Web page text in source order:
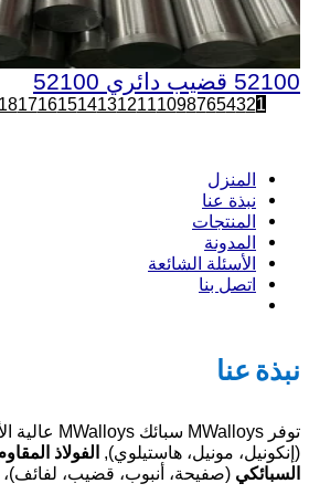
52100 قضيب دائري 52100
1
2
3
4
5
6
7
8
9
10
11
12
13
14
15
16
17
المنزل
نبذة عنا
المنتجات
المدونة
الأسئلة الشائعة
اتصل بنا
نبذة عنا
توفر MWalloys سبائك MWalloys عالية الأداء
(إنكونيل، مونيل، هاستيلوي), الفولاذ
السبائكي (صفيحة، أنبوب، قضيب، لفائف)،